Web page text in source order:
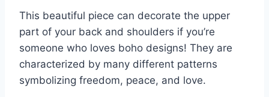
This beautiful piece can decorate the upper
part of your back and shoulders if you’re
someone who loves boho designs! They are
characterized by many different patterns
symbolizing freedom, peace, and love.